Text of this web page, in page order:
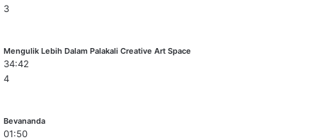
3
Mengulik Lebih Dalam Palakali Creative Art Space
34:42
4
Bevananda
01:50